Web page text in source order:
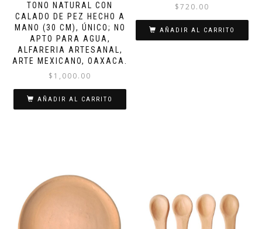
TONO NATURAL CON
CALADO DE PEZ HECHO A
MANO (30 CM), ÚNICO; NO
APTO PARA AGUA,
ALFARERIA ARTESANAL,
ARTE MEXICANO, OAXACA.
$ 1,000.00
AÑADIR AL CARRITO
$720.00
AÑADIR AL CARRITO